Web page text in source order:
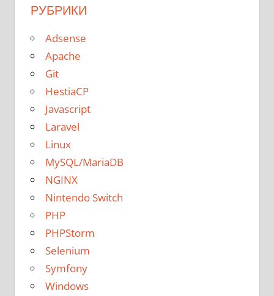
РУБРИКИ
Adsense
Apache
Git
HestiaCP
Javascript
Laravel
Linux
MySQL/MariaDB
NGINX
Nintendo Switch
PHP
PHPStorm
Selenium
Symfony
Windows